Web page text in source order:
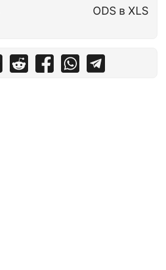
ODS в XLS